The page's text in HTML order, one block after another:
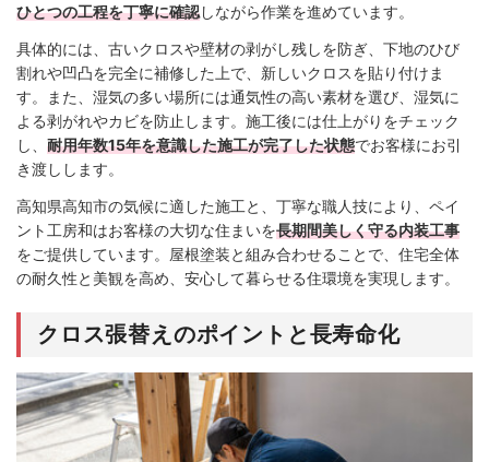
ひとつの工程を丁寧に確認しながら作業を進めています。
具体的には、古いクロスや壁材の剥がし残しを防ぎ、下地のひび
割れや凹凸を完全に補修した上で、新しいクロスを貼り付けま
す。また、湿気の多い場所には通気性の高い素材を選び、湿気に
よる剥がれやカビを防止します。施工後には仕上がりをチェック
し、 耐用年数15年を意識した施工が完了した状態でお客様にお引
き渡しします。
高知県高知市の気候に適した施工と、丁寧な職人技により、ペイ
ント工房和はお客様の大切な住まいを長期間美しく守る内装工事
をご提供しています。屋根塗装と組み合わせることで、住宅全体
の耐久性と美観を高め、安心して暮らせる住環境を実現します。
クロス張替えのポイントと長寿命化